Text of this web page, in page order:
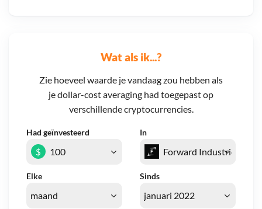
Wat als ik...?
Zie hoeveel waarde je vandaag zou hebben als
je dollar-cost averaging had toegepast op
verschillende cryptocurrencies.
Had geïnvesteerd In
Elke Sinds
$